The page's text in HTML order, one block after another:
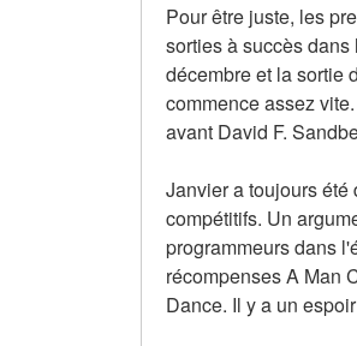
Pour être juste, les
sorties à succès
décembre et la sortie
commence assez
avant David F.
Janvier a toujours
compétitifs. Un
programmeurs dans
récompenses A Man
Dance. Il y a un